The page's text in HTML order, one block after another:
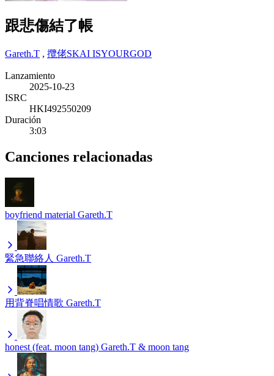
跟悲傷結了帳
Gareth.T , 攬佬SKAI ISYOURGOD
Lanzamiento
2025-10-23
ISRC
HKI492550209
Duración
3:03
Canciones relacionadas
boyfriend material Gareth.T
緊急聯絡人 Gareth.T
用背脊唱情歌 Gareth.T
honest (feat. moon tang) Gareth.T & moon tang